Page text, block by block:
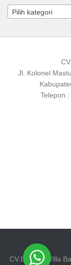
Pilih kategori
Jl. Kolonel
Telepon
CV.Booking Villa